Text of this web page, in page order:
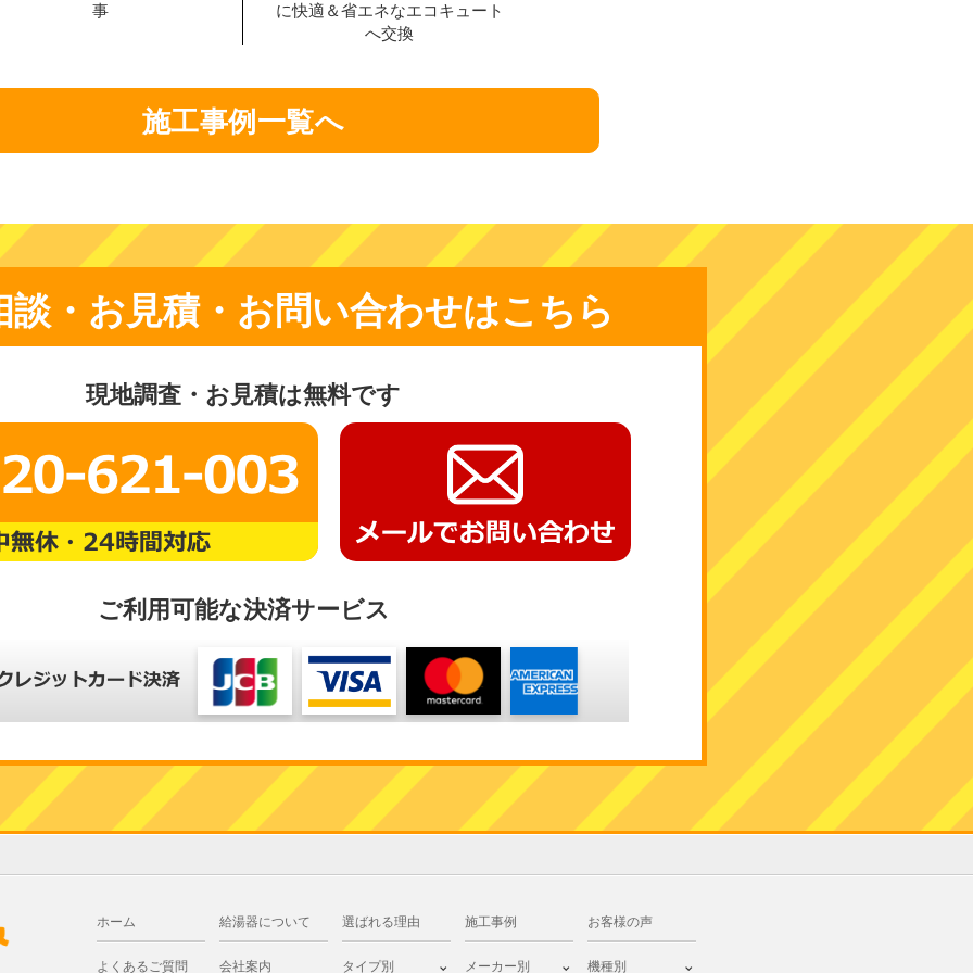
事
に快適＆省エネなエコキュート
へ交換
施工事例一覧へ
談・お見積・お問い合わせはこちら
現地調査・お見積は無料です
ご利用可能な決済サービス
ホーム 給湯器について 選ばれる理由 施工事例 お客様の声
よくあるご質問 会社案内 タイプ別 メーカー別 機種別